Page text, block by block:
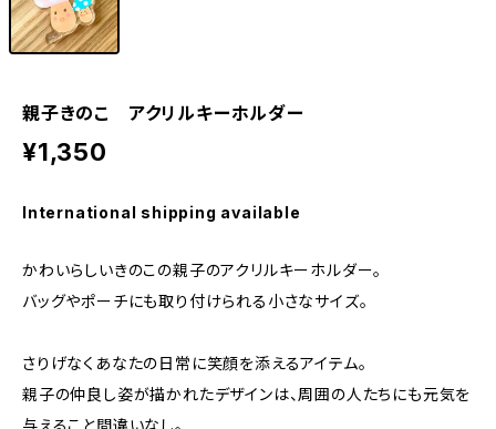
親子きのこ アクリルキーホルダー
¥1,350
International shipping available
かわいらしいきのこの親子のアクリルキーホルダー。
バッグやポーチにも取り付けられる小さなサイズ。
さりげなくあなたの日常に笑顔を添えるアイテム。
親子の仲良し姿が描かれたデザインは、周囲の人たちにも元気を
与えること間違いなし。